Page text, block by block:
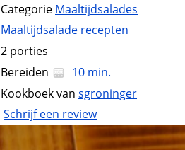
Categorie Maaltijdsalades
Maaltijdsalade recepten
2 porties
Bereiden
10 min.
Kookboek van sgroninger
Schrijf een review